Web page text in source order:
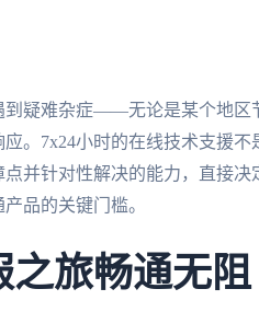
到疑难杂症——无论是某个地区
。7x24小时的在线技术支援不
并针对性解决的能力，直接决
品的关键门槛。
之旅畅通无阻